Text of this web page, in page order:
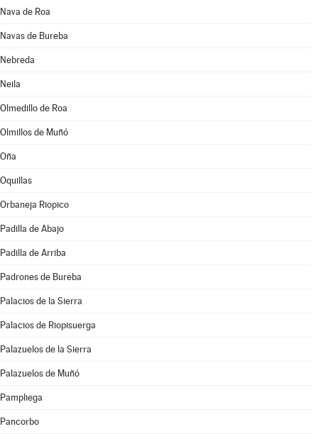
Nava de Roa
Navas de Bureba
Nebreda
Neila
Olmedillo de Roa
Olmillos de Muñó
Oña
Oquillas
Orbaneja Riopico
Padilla de Abajo
Padilla de Arriba
Padrones de Bureba
Palacios de la Sierra
Palacios de Riopisuerga
Palazuelos de la Sierra
Palazuelos de Muñó
Pampliega
Pancorbo